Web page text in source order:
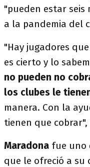
"pueden estar seis
a la pandemia del
"Hay jugadores
es cierto y lo
no pueden no
los clubes le
manera. Con la
tienen que
Maradona fue uno
que le ofreció a su